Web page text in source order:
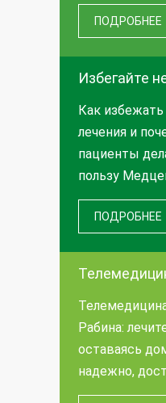
ПОДРОБНЕЕ
Избегайте
Как
лечения и
пациенты
пользу
ПОДРОБНЕЕ
Рабина:
оставаясь
надежно,